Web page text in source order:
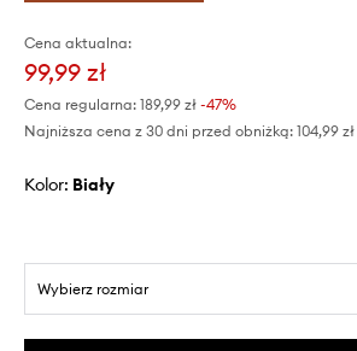
Cena aktualna:
99,99 zł
Cena regularna: 189,99 zł -47%
Najniższa cena z 30 dni przed obniżką: 104,99 zł
Kolor: biały
Wybierz rozmiar